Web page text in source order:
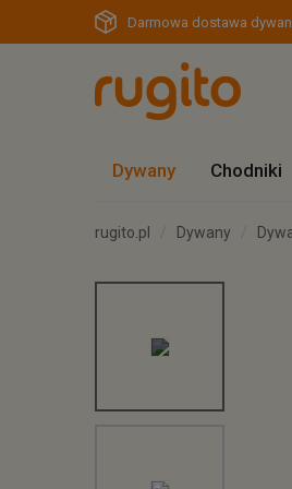
Darmowa dostawa
Dywany Chodniki
rugito.pl Dywany